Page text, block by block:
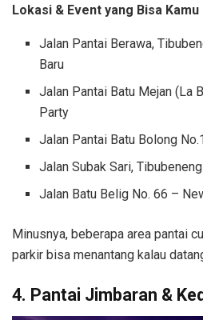
Lokasi & Event yang Bisa Kamu
Jalan Pantai Berawa,
Baru
Jalan Pantai Batu Mejan (La
Party
Jalan Pantai Batu Bolong
Jalan Subak Sari,
Jalan Batu Belig No. 66 –
Minusnya, beberapa area pantai
parkir bisa menantang kalau
4. Pantai Jimbaran &